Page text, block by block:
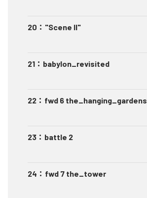
20 ： "Scene II"
21 ： babylon_revisited
22 ： fwd 6 the_hanging_gardens
23 ： battle 2
24 ： fwd 7 the_tower